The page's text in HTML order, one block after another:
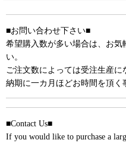
■お問い合わせ下さい■
希望購入数が多い場合は、お気
い。
ご注文数によっては受注生産に
納期に一カ月ほどお時間を頂く
■Contact Us■
If you would like to purchase a